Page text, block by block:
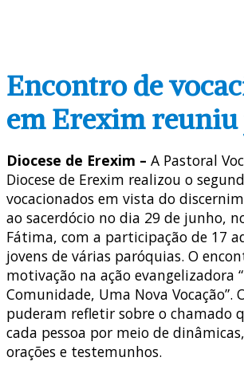
Encontro de
em Erexim reuniu
Diocese de Erexim – A Pastoral
Diocese de Erexim realizou o
vocacionados em vista do
ao sacerdócio no dia 29 de junho,
Fátima, com a participação de 17
jovens de várias paróquias. O
motivação na ação evangelizadora
Comunidade, Uma Nova Vocação”.
puderam refletir sobre o chamado
cada pessoa por meio de
orações e testemunhos.